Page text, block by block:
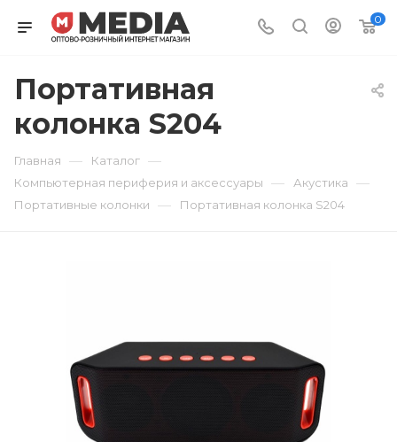
0
Портативная
колонка S204
Главная — Каталог —
Компьютерная периферия и аксессуары — Акустика —
Портативные колонки — Портативная колонка S204